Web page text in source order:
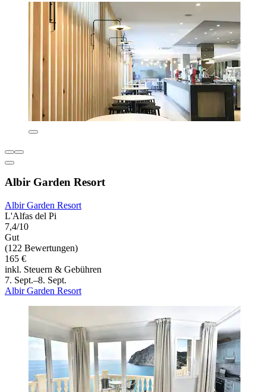
Albir Garden Resort
Albir Garden Resort
L'Alfas del Pi
7,4/10
Gut
(122 Bewertungen)
165 €
inkl. Steuern & Gebühren
7. Sept.–8. Sept.
Albir Garden Resort